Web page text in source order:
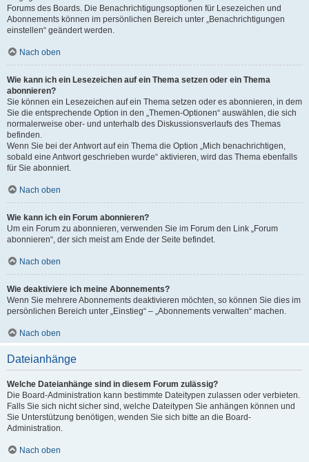
Forums des Boards. Die Benachrichtigungsoptionen für Lesezeichen und
Abonnements können im persönlichen Bereich unter „Benachrichtigungen
einstellen“ geändert werden.
Nach oben
Wie kann ich ein Lesezeichen auf ein Thema setzen oder ein Thema
abonnieren?
Sie können ein Lesezeichen auf ein Thema setzen oder es abonnieren, in dem
Sie die entsprechende Option in den „Themen-Optionen“ auswählen, die sich
normalerweise ober- und unterhalb des Diskussionsverlaufs des Themas
befinden.
Wenn Sie bei der Antwort auf ein Thema die Option „Mich benachrichtigen,
sobald eine Antwort geschrieben wurde“ aktivieren, wird das Thema ebenfalls
für Sie abonniert.
Nach oben
Wie kann ich ein Forum abonnieren?
Um ein Forum zu abonnieren, verwenden Sie im Forum den Link „Forum
abonnieren“, der sich meist am Ende der Seite befindet.
Nach oben
Wie deaktiviere ich meine Abonnements?
Wenn Sie mehrere Abonnements deaktivieren möchten, so können Sie dies im
persönlichen Bereich unter „Einstieg“ – „Abonnements verwalten“ machen.
Nach oben
Dateianhänge
Welche Dateianhänge sind in diesem Forum zulässig?
Die Board-Administration kann bestimmte Dateitypen zulassen oder verbieten.
Falls Sie sich nicht sicher sind, welche Dateitypen Sie anhängen können und
Sie Unterstützung benötigen, wenden Sie sich bitte an die Board-
Administration.
Nach oben